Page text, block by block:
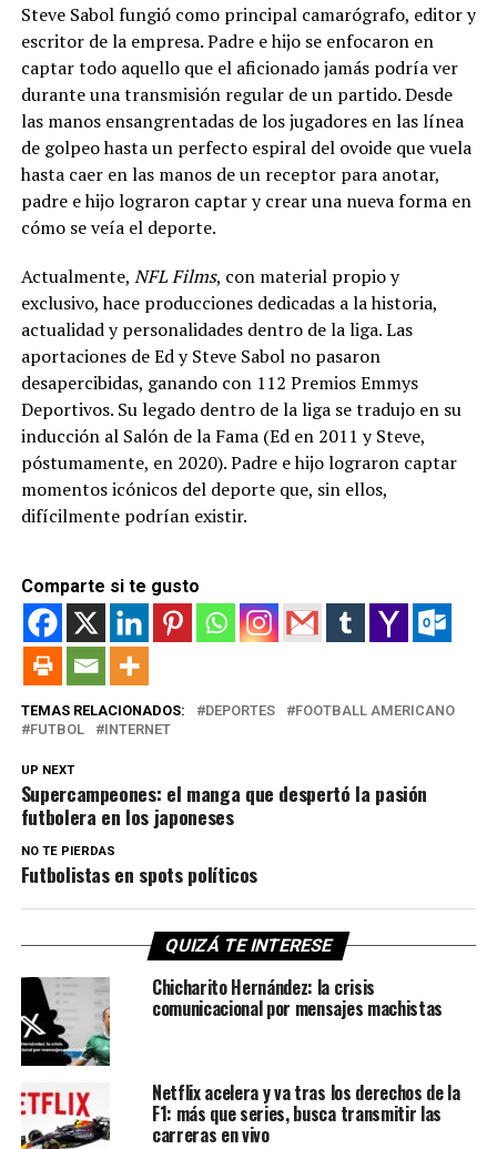
Steve Sabol fungió como principal camarógrafo, editor y
escritor de la empresa. Padre e hijo se enfocaron en
captar todo aquello que el aficionado jamás podría ver
durante una transmisión regular de un partido. Desde
las manos ensangrentadas de los jugadores en las línea
de golpeo hasta un perfecto espiral del ovoide que vuela
hasta caer en las manos de un receptor para anotar,
padre e hijo lograron captar y crear una nueva forma en
cómo se veía el deporte.
Actualmente, NFL Films, con material propio y
exclusivo, hace producciones dedicadas a la historia,
actualidad y personalidades dentro de la liga. Las
aportaciones de Ed y Steve Sabol no pasaron
desapercibidas, ganando con 112 Premios Emmys
Deportivos. Su legado dentro de la liga se tradujo en su
inducción al Salón de la Fama (Ed en 2011 y Steve,
póstumamente, en 2020). Padre e hijo lograron captar
momentos icónicos del deporte que, sin ellos,
difícilmente podrían existir.
Comparte si te gusto
TEMAS RELACIONADOS: DEPORTES
FOOTBALL AMERICANO
FUTBOL
INTERNET
UP NEXT
Supercampeones: el manga que despertó la pasión
futbolera en los japoneses
NO TE PIERDAS
Futbolistas en spots políticos
QUIZÁ TE INTERESE
Chicharito Hernández: la crisis
comunicacional por mensajes machistas
Netflix acelera y va tras los derechos de la
F1: más que series, busca transmitir las
carreras en vivo